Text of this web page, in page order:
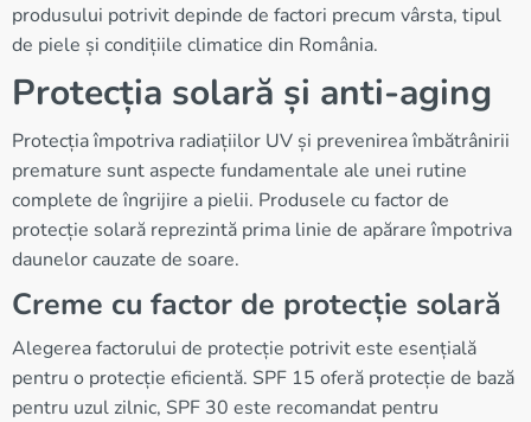
produsului potrivit depinde de factori precum vârsta, tipul
de piele și condițiile climatice din România.
Protecția solară și anti-aging
Protecția împotriva radiațiilor UV și prevenirea îmbătrânirii
premature sunt aspecte fundamentale ale unei rutine
complete de îngrijire a pielii. Produsele cu factor de
protecție solară reprezintă prima linie de apărare împotriva
daunelor cauzate de soare.
Creme cu factor de protecție solară
Alegerea factorului de protecție potrivit este esențială
pentru o protecție eficientă. SPF 15 oferă protecție de bază
pentru uzul zilnic, SPF 30 este recomandat pentru